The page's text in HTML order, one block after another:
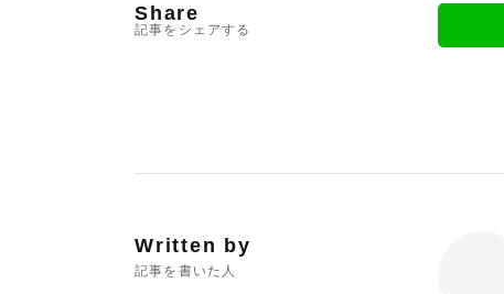
Share
記事をシェアする
Written by
記事を書いた人